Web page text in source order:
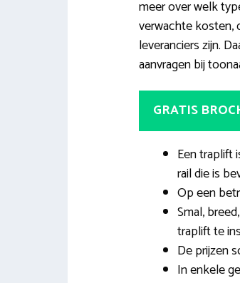
meer over welk
verwachte kosten,
leveranciers zijn.
aanvragen bij
GRATIS
Een traplift
rail die is
Op een
Smal,
traplift te
De prijzen
In enkele